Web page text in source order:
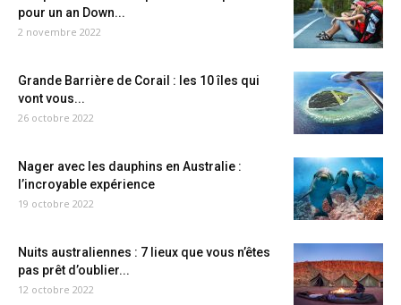
pour un an Down...
2 novembre 2022
Grande Barrière de Corail : les 10 îles qui
vont vous...
26 octobre 2022
Nager avec les dauphins en Australie :
l’incroyable expérience
19 octobre 2022
Nuits australiennes : 7 lieux que vous n’êtes
pas prêt d’oublier...
12 octobre 2022